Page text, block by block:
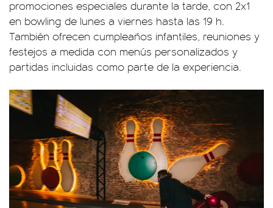
promociones especiales durante la tarde, con 2x1
en bowling de lunes a viernes hasta las 19 h.
También ofrecen cumpleaños infantiles, reuniones y
festejos a medida con menús personalizados y
partidas incluidas como parte de la experiencia.